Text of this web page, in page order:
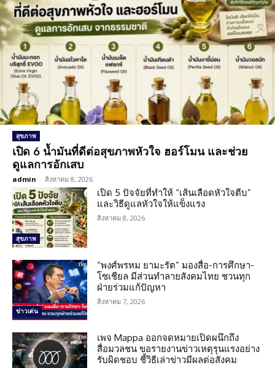
สุขภาพ
เปิด 6 น้ำมันที่ดีต่อสุขภาพหัวใจ ฮอร์โมน และช่วย
ดูแลการอักเสบ
admin - สิงหาคม 8, 2026
สุขภาพ
เปิด 5 ปัจจัยที่ทำให้ “เส้นเลือดหัวใจตีบ”
และวิธีดูแลหัวใจให้แข็งแรง
สิงหาคม 8, 2026
ข่าวเด่น
“พงศ์พรหม ยามะรัต” มองสื่อ-การศึกษา-
โซเชียล มีส่วนทำลายสังคมไทย ชวนทุก
ฝ่ายร่วมแก้ปัญหา
สิงหาคม 7, 2026
เพจ Mappa ออกจดหมายเปิดผนึกถึง
สื่อมวลชน ขอรายงานข่าวเหตุรุนแรงอย่าง
รับผิดชอบ ชี้วิธีเล่าข่าวมีผลต่อสังคม